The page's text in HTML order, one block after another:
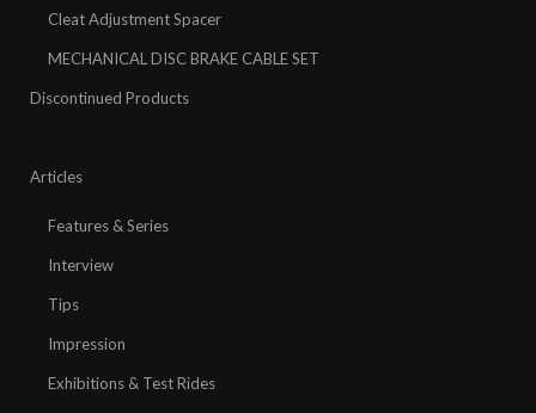
Cleat Adjustment Spacer
MECHANICAL DISC BRAKE CABLE SET
Discontinued Products
Articles
Features & Series
Interview
Tips
Impression
Exhibitions & Test Rides